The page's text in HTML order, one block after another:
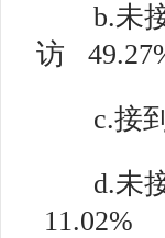
b.未接
访
c.接到
d.未接
11.02%